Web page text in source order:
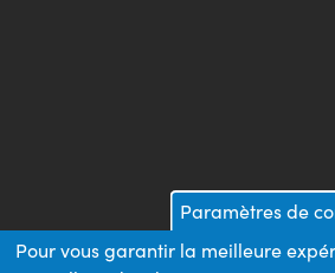
Paramètres de
Pour vous garantir la meilleure